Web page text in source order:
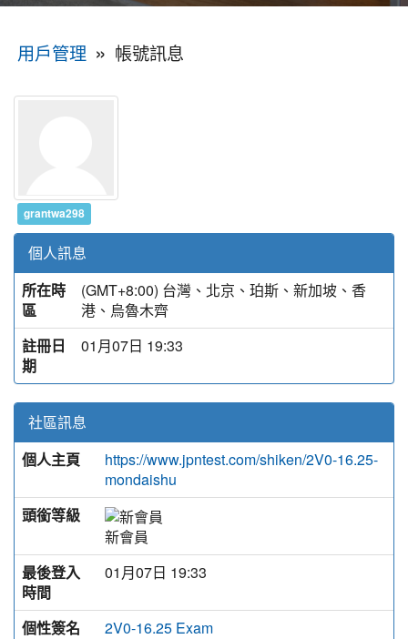
用戶管理 » 帳號訊息
grantwa298
個人訊息
所在時
區
(GMT+8:00) 台灣、北京、珀斯、新加坡、香
港、烏魯木齊
註冊日
期
01月07日 19:33
社區訊息
個人主頁
https://www.jpntest.com/shiken/2V0-16.25-
mondaishu
頭銜等級
新會員
最後登入
時間
01月07日 19:33
個性簽名 2V0-16.25 Exam